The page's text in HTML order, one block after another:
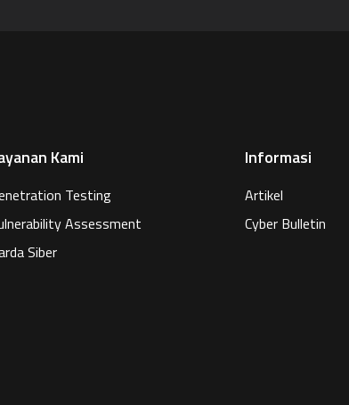
Kami
Testing
Assessment
Siber
Informasi
Artikel
Cyber Bulletin